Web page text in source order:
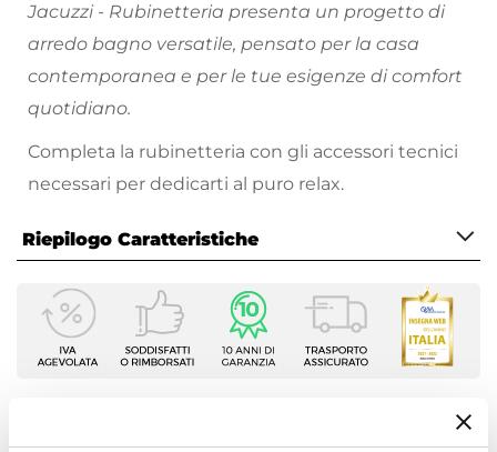
Jacuzzi - Rubinetteria presenta un progetto di
arredo bagno versatile, pensato per la casa
contemporanea e per le tue esigenze di comfort
quotidiano.
Completa la rubinetteria con gli accessori tecnici
necessari per dedicarti al puro relax.
Riepilogo Caratteristiche
Caratteristiche Generali
Tipologia Set
Lavabo - Bidet - Doccia|Lavabo - Bidet - Vasca
Marca